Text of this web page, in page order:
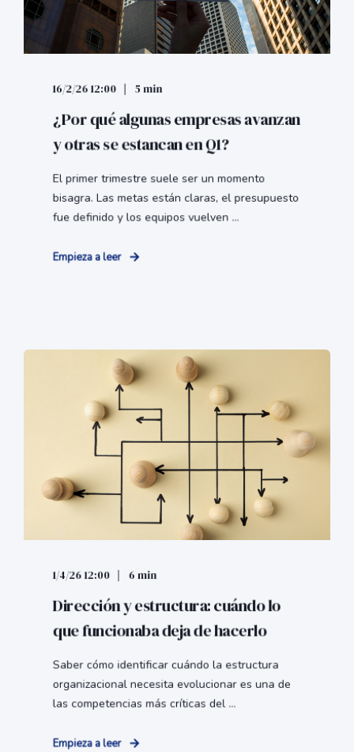
16/2/26 12:00 5 min
¿Por qué algunas empresas avanzan
y otras se estancan en Q1?
El primer trimestre suele ser un momento
bisagra. Las metas están claras, el presupuesto
fue definido y los equipos vuelven ...
Empieza a leer
1/4/26 12:00 6 min
Dirección y estructura: cuándo lo
que funcionaba deja de hacerlo
Saber cómo identificar cuándo la estructura
organizacional necesita evolucionar es una de
las competencias más críticas del ...
Empieza a leer